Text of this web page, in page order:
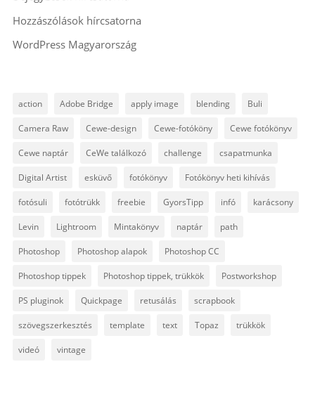
Hozzászólások hírcsatorna
WordPress Magyarország
action Adobe Bridge apply image blending Buli
Camera Raw Cewe-design Cewe-fotóköny Cewe fotókönyv
Cewe naptár CeWe találkozó challenge csapatmunka
Digital Artist esküvő fotókönyv Fotókönyv heti kihívás
fotósuli fotótrükk freebie GyorsTipp infó karácsony
Levin Lightroom Mintakönyv naptár path
Photoshop Photoshop alapok Photoshop CC
Photoshop tippek Photoshop tippek, trükkök Postworkshop
PS pluginok Quickpage retusálás scrapbook
szövegszerkesztés template text Topaz trükkök
videó vintage